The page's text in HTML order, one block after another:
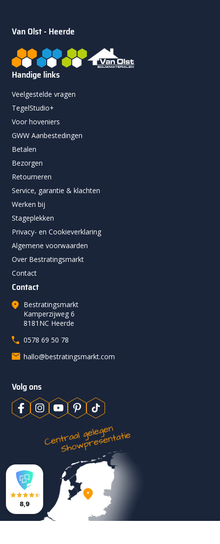
Van Olst - Heerde
Handige links
Veelgestelde vragen
TegelStudio+
Voor hoveniers
GWW Aanbestedingen
Betalen
Bezorgen
Retourneren
Service, garantie & klachten
Werken bij
Stageplekken
Privacy- en Cookieverklaring
Algemene voorwaarden
Over Bestratingsmarkt
Contact
Contact
Bestratingsmarkt
Kamperzijweg 6
8181NC Heerde
0578 69 50 78
hallo@bestratingsmarkt.com
Volg ons
8,9